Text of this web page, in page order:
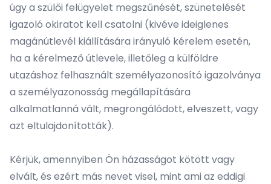
úgy a szülői felügyelet megszűnését, szünetelését
igazoló okiratot kell csatolni (kivéve ideiglenes
magánútlevél kiállítására irányuló kérelem esetén,
ha a kérelmező útlevele, illetőleg a külföldre
utazáshoz felhasznált személyazonosító igazolványa
a személyazonosság megállapítására
alkalmatlanná vált, megrongálódott, elveszett, vagy
azt eltulajdonították).
Kérjük, amennyiben Ön házasságot kötött vagy
elvált, és ezért más nevet visel, mint ami az eddigi